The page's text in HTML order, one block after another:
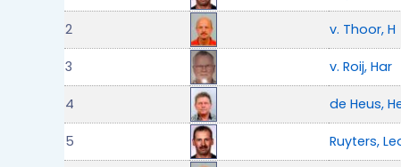
2 v. Thoor, H
3 v. Roij, Har
4 de Heus,
5 Ruyters,